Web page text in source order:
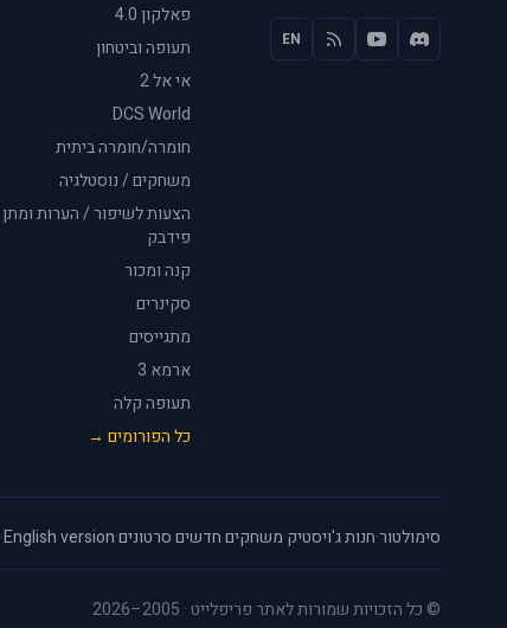
EN
פאלקון 4.0
תעופה וביטחון
אי אל 2
DCS World
חומרה/חומרה ביתית
משחקים / נוסטלגיה
הצעות לשיפור / הערות ומתן
פידבק
קנה ומכור
סקינרים
מתגייסים
ארמא 3
תעופה קלה
כל הפורומים →
סימולטור·חנות ג'ויסטיק·משחקים חדשים·סרטונים·
English version
·
© כל הזכויות שמורות לאתר פריפלייט · 2005–2026